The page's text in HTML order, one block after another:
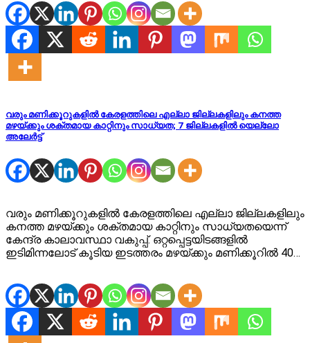
വരും മണിക്കൂറുകളില്‍ കേരളത്തിലെ എല്ലാ ജില്ലകളിലും കനത്ത
മഴയ്ക്കും ശക്തമായ കാറ്റിനും സാധ്യത; 7 ജില്ലകളില്‍ യെല്ലോ
അലേര്‍ട്ട്
വരും മണിക്കൂറുകളില്‍ കേരളത്തിലെ എല്ലാ ജില്ലകളിലും
കനത്ത മഴയ്ക്കും ശക്തമായ കാറ്റിനും സാധ്യതയെന്ന്
കേന്ദ്ര കാലാവസ്ഥാ വകുപ്പ്. ഒറ്റപ്പെട്ടയിടങ്ങളില്‍
ഇടിമിന്നലോട് കൂടിയ ഇടത്തരം മഴയ്ക്കും മണിക്കൂറില്‍ 40…